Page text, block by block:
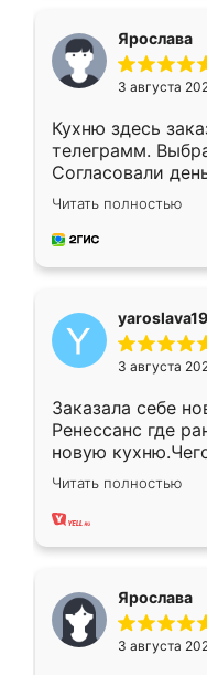
Ярослава
3 августа
Кухню здесь
телеграмм.
Согласовали
недели кухня
довольны
мебель за
Читать полностью
3 августа
Заказала себе
Ренессанс где
новую
вполне
два года,
Читать полностью
Ярослава
3 августа